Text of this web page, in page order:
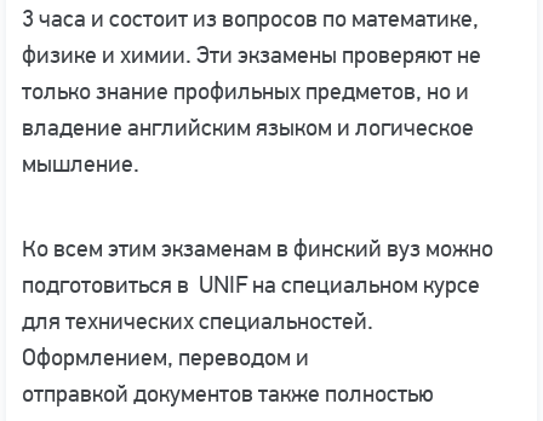
3 часа и состоит из вопросов по математике,
физике и химии. Эти экзамены проверяют не
только знание профильных предметов, но и
владение английским языком и логическое
мышление.
Ко всем этим экзаменам в финский вуз можно
подготовиться в UNIF на специальном курсе
для технических специальностей.
Оформлением, переводом и
отправкой документов также полностью